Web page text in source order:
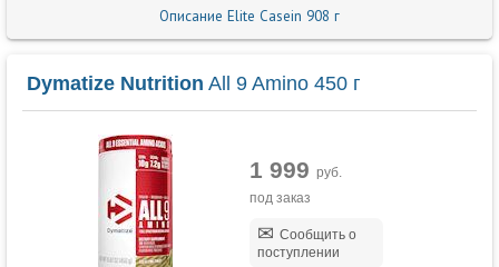
Описание Elite Casein 908 г
Dymatize Nutrition All 9 Amino 450 г
1 999 руб.
под заказ
Сообщить о
поступлении